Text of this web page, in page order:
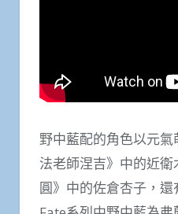
野中藍配的角色以元
法老師涅吉》中的近
圓》中的佐倉杏子，